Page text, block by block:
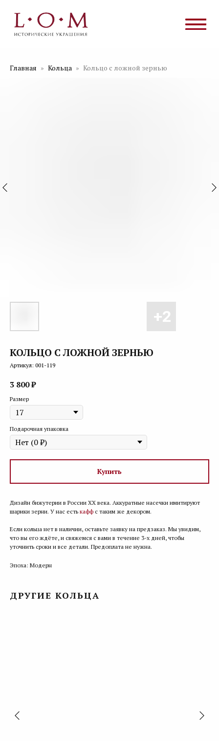
Главная Кольца Кольцо с ложной зернью
КОЛЬЦО С ЛОЖНОЙ ЗЕРНЬЮ
Артикул: 001-119
3 800₽
Размер
Подарочная упаковка
Купить
Дизайн бижутерии в России ХХ века. Аккуратные насечки имитируют
шарики зерни. У нас есть кафф с таким же декором.
Если кольца нет в наличии, оставьте заявку на предзаказ. Мы увидим,
что вы его ждёте, и свяжемся с вами в течение 3-х дней, чтобы
уточнить сроки и все детали. Предоплата не нужна.
Эпоха: Модерн
ДРУГИЕ КОЛЬЦА